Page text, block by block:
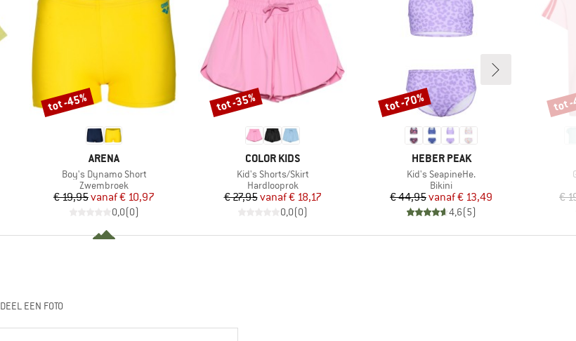
MERK
ARENA
Artikel
Boy's Dynamo Short
Productgroep
Zwembroek
Prijs
€ 19,95 Verlaagde prijs
vanaf€ 10,97
0,0(0)
Korting
tot -45%
MERK
COLOR KIDS
Artikel
Kid's Shorts/Skirt
Productgroep
Hardlooprok
Prijs
€ 27,95 Verlaagde prijs
vanaf€ 18,17
0,0(0)
Korting
tot -35%
MERK
HEBER PEAK
Artikel
Kid's SeapineHe.
Productgroep
Bikini
Prijs
€ 44,95 Verlaagde prijs
vanaf€ 13,49
4,6(5)
Korting
tot -70%
€
tot
DEEL EEN FOTO